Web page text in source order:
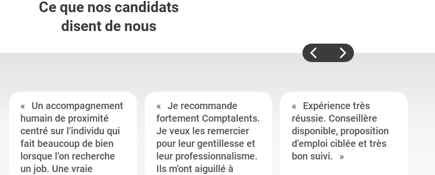
Ce que nos candidats
disent de nous
Un accompagnement
humain de proximité
centré sur l’individu qui
fait beaucoup de bien
lorsque l’on recherche
un job. Une vraie
Je recommande
fortement Comptalents.
Je veux les remercier
pour leur gentillesse et
leur professionnalisme.
Ils m’ont aiguillé à
Expérience très
réussie. Conseillère
disponible, proposition
d’emploi ciblée et très
bon suivi.